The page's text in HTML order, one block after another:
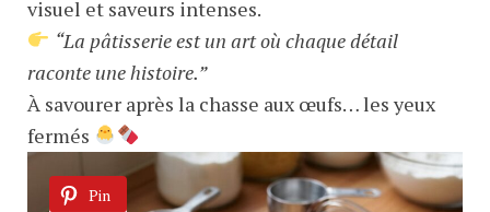
visuel et saveurs intenses.
“La pâtisserie est un art où chaque détail
raconte une histoire.”
À savourer après la chasse aux œufs… les yeux
fermés
Pin